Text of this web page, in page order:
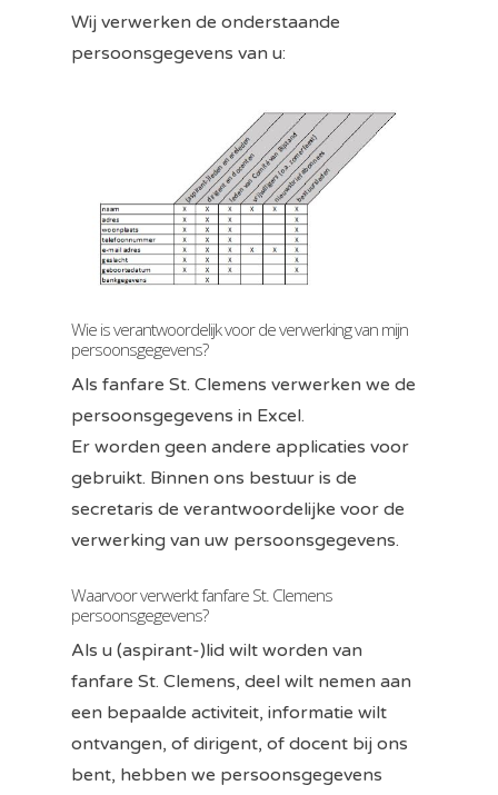
Wij verwerken de onderstaande
persoonsgegevens van u:
Wie is verantwoordelijk voor de verwerking van mijn
persoonsgegevens?
Als fanfare St. Clemens verwerken we de
persoonsgegevens in Excel.
Er worden geen andere applicaties voor
gebruikt. Binnen ons bestuur is de
secretaris de verantwoordelijke voor de
verwerking van uw persoonsgegevens.
Waarvoor verwerkt fanfare St. Clemens
persoonsgegevens?
Als u (aspirant-)lid wilt worden van
fanfare St. Clemens, deel wilt nemen aan
een bepaalde activiteit, informatie wilt
ontvangen, of dirigent, of docent bij ons
bent, hebben we persoonsgegevens